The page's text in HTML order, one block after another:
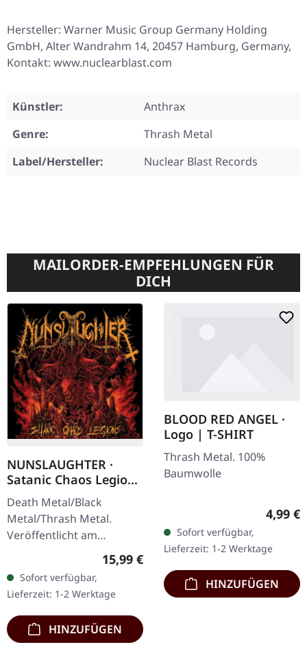
Hersteller: Warner Music Group Germany Holding
GmbH, Alter Wandrahm 14, 20457 Hamburg, Germany,
Kontakt: www.nuclearblast.com
Künstler:
Anthrax
Genre:
Thrash Metal
Label/Hersteller:
Nuclear Blast Records
MAILORDER-EMPFEHLUNGEN FÜR
DICH
NUNSLAUGHTER ·
Satanic Chaos Legions
| CD
Death Metal/Black
Metal/Thrash Metal.
Veröffentlicht am
26.06.2026, auf BLKIIBLK.
Nunslaughter entfesseln
mit „Satanic Chaos…
Regulärer Preis:
15,99 €
Sofort verfügbar,
Lieferzeit: 1-2 Werktage
HINZUFÜGEN
BLOOD RED ANGEL ·
Logo | T-SHIRT
Thrash Metal. 100%
Baumwolle
4,99 €
Sofort verfügbar,
Lieferzeit: 1-2 Werktage
HINZUFÜGEN